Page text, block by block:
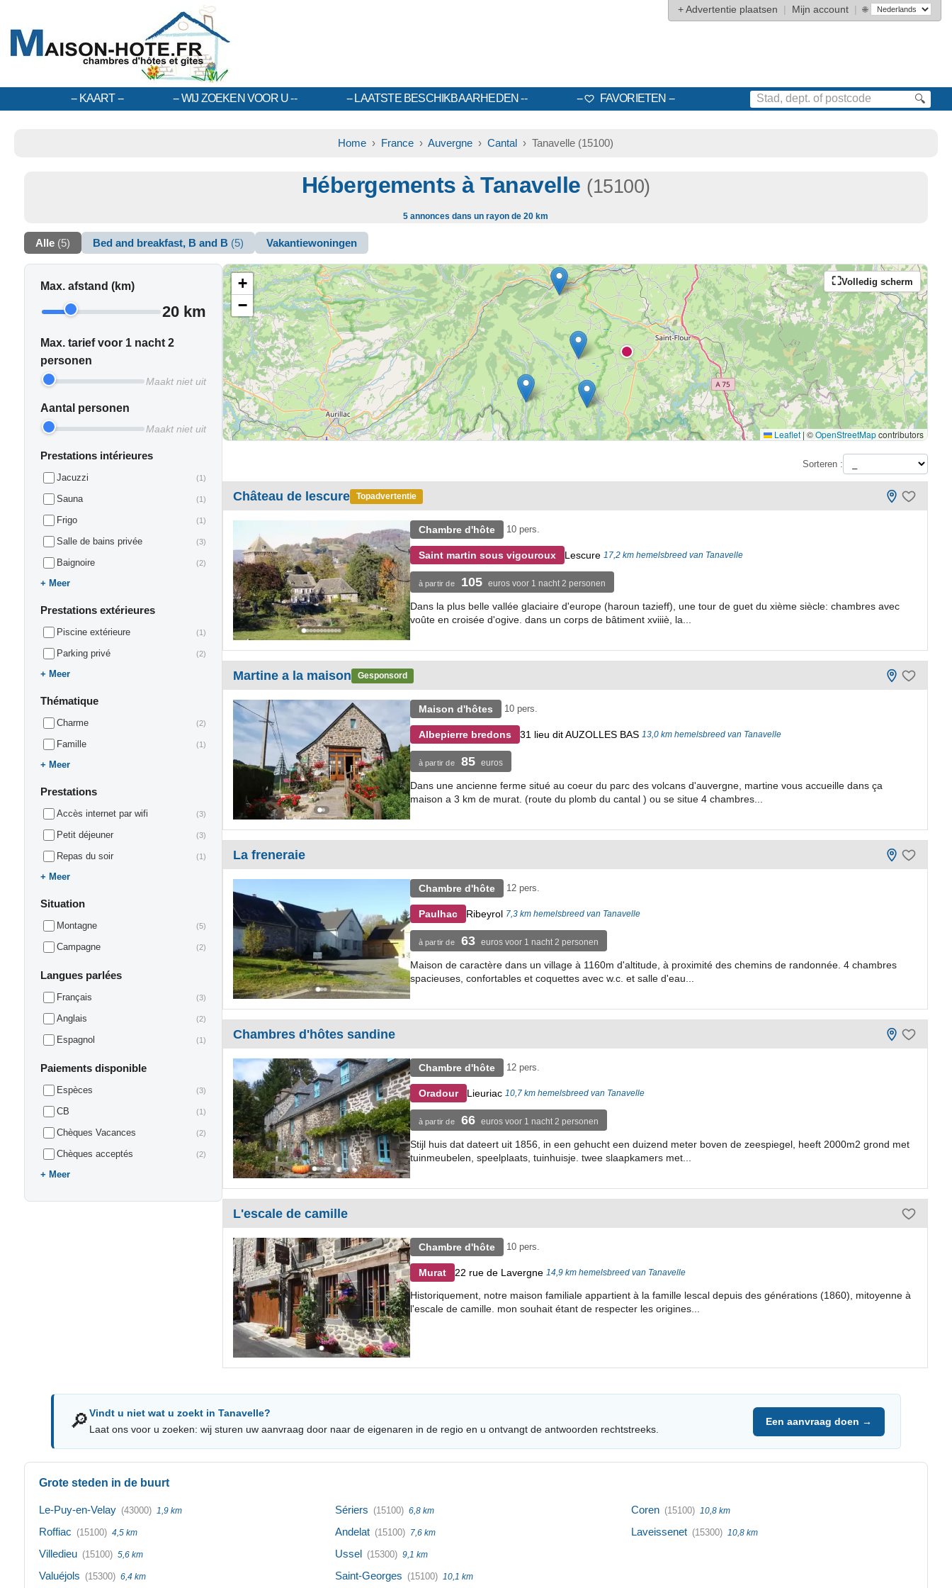
+Advertentie plaatsen | Mijn account | 🌐
KAART WIJ ZOEKEN VOOR U LAATSTE BESCHIKBAARHEDEN FAVORIETEN 🔍
Home › France ›Auvergne ›Cantal › Tanavelle (15100)
Hébergements à Tanavelle (15100)
5 annonces dans un rayon de 20 km
Alle (5) Bed and breakfast, B and B (5) Vakantiewoningen
Max. afstand (km)
20 km
Max. tarief voor 1 nacht 2
personen
Maakt niet uit
Aantal personen
Maakt niet uit
Prestations intérieures
Jacuzzi (1)
Sauna (1)
Frigo (1)
Salle de bains privée (3)
Baignoire (2)
Meer
Prestations extérieures
Piscine extérieure (1)
Parking privé (2)
Meer
Thématique
Charme (2)
Famille (1)
Meer
Prestations
Accès internet par wifi (3)
Petit déjeuner (3)
Repas du soir (1)
Meer
Situation
Montagne (5)
Campagne (2)
Langues parlées
Français (3)
Anglais (2)
Espagnol (1)
Paiements disponible
Espèces (3)
CB (1)
Chèques Vacances (2)
Chèques acceptés (2)
Meer
Volledig scherm
+
−
Leaflet | ©OpenStreetMapcontributors
Sorteren :
Château de lescure Topadvertentie
Chambre d'hôte 10 pers.
Saint martin sous vigouroux Lescure 17,2 km hemelsbreed van Tanavelle
à partir de 105 euros voor 1 nacht 2 personen
Dans la plus belle vallée glaciaire d'europe (haroun tazieff), une tour de guet du xième siècle: chambres avec
voûte en croisée d'ogive. dans un corps de bâtiment xviiiè, la...
Martine a la maison Gesponsord
Maison d'hôtes 10 pers.
Albepierre bredons 31 lieu dit AUZOLLES BAS 13,0 km hemelsbreed van Tanavelle
à partir de 85 euros
Dans une ancienne ferme situé au coeur du parc des volcans d'auvergne, martine vous accueille dans ça
maison a 3 km de murat. (route du plomb du cantal ) ou se situe 4 chambres...
La freneraie
Chambre d'hôte 12 pers.
Paulhac Ribeyrol 7,3 km hemelsbreed van Tanavelle
à partir de 63 euros voor 1 nacht 2 personen
Maison de caractère dans un village à 1160m d'altitude, à proximité des chemins de randonnée. 4 chambres
spacieuses, confortables et coquettes avec w.c. et salle d'eau...
Chambres d'hôtes sandine
Chambre d'hôte 12 pers.
Oradour Lieuriac 10,7 km hemelsbreed van Tanavelle
à partir de 66 euros voor 1 nacht 2 personen
Stijl huis dat dateert uit 1856, in een gehucht een duizend meter boven de zeespiegel, heeft 2000m2 grond met
tuinmeubelen, speelplaats, tuinhuisje. twee slaapkamers met...
L'escale de camille
Chambre d'hôte 10 pers.
Murat 22 rue de Lavergne 14,9 km hemelsbreed van Tanavelle
Historiquement, notre maison familiale appartient à la famille lescal depuis des générations (1860), mitoyenne à
l'escale de camille. mon souhait étant de respecter les origines...
🔎Vindt u niet wat u zoekt in Tanavelle?
Laat ons voor u zoeken: wij sturen uw aanvraag door naar de eigenaren in de regio en u ontvangt de antwoorden rechtstreeks.
Een aanvraag doen →
Grote steden in de buurt
Le-Puy-en-Velay (43000) 1,9 km
Roffiac (15100) 4,5 km
Villedieu (15100) 5,6 km
Valuéjols (15300) 6,4 km
Sériers (15100) 6,8 km
Andelat (15100) 7,6 km
Ussel (15300) 9,1 km
Saint-Georges (15100) 10,1 km
Coren (15100) 10,8 km
Laveissenet (15300) 10,8 km